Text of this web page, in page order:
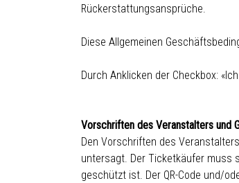
Rückerstattungsansprüche.
Diese Allgemeinen
Durch Anklicken der Checkbox:
Vorschriften des Veranstalters und
Den Vorschriften des
untersagt. Der Ticketkäufer muss
geschützt ist. Der QR-Code und/